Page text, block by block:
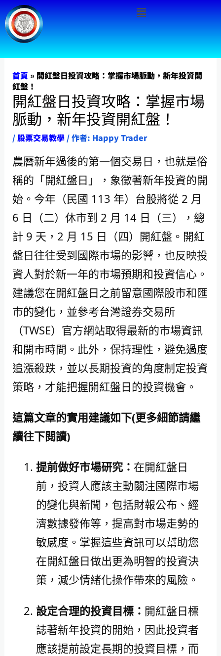
跳
至
主
要
Menu
首頁 » 開紅盤日投資攻略：掌握市場脈動，新年投資開
紅盤！
開紅盤日投資攻略：掌握市場
脈動，新年投資開紅盤！
/股票交易教學/ 作者: Happy Trader
農曆新年過後的第一個交易日，也就是俗
稱的「開紅盤日」，象徵著新年投資的開
始。今年（民國 113 年）台股將從 2 月
6 日（二）休市到 2 月 14 日（三），總
計 9 天，2 月 15 日（四）開紅盤。開紅
盤日往往受到國際市場的影響，也反映投
資人對於新一年的市場預期和投資信心。
建議您在開紅盤日之前留意國際股市和匯
市的變化，並參考台灣證券交易所
（TWSE）官方網站取得最新的市場資訊
和開市時間。此外，保持理性，避免過度
追漲殺跌，並以長期投資的角度制定投資
策略，才能把握開紅盤日的投資機會。
這篇文章的實用建議如下(更多細節請繼
續往下閱讀)
提前做好市場研究： 在開紅盤日
前，投資人應該主動關注國際市場
的變化與新聞，包括財報公布、經
濟數據發佈等，提高對市場走勢的
敏感度。掌握這些資訊可以幫助您
在開紅盤日做出更為明智的投資決
策，減少情緒化操作帶來的風險。
設定合理的投資目標： 開紅盤日標
誌著新年投資的開始，因此投資者
應該提前設定長期的投資目標，而